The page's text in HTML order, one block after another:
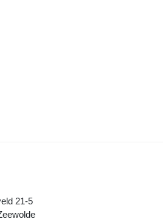
INKOOPACTIE WONINGISOLATIE
21-5